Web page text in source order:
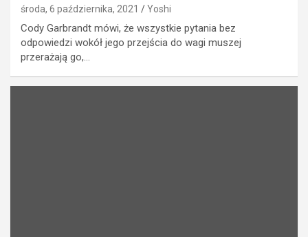
środa, 6 października, 2021 Yoshi
Cody Garbrandt mówi, że wszystkie pytania bez
odpowiedzi wokół jego przejścia do wagi muszej
przerażają go,…